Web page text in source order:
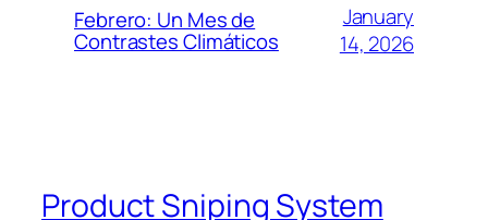
Febrero: Un Mes de
Contrastes Climáticos
January
14, 2026
Product Sniping System